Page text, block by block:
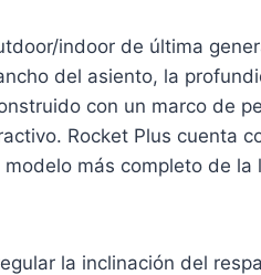
indoor de última
del asiento, la
con un marco de
Rocket Plus cuenta
más completo de la
la inclinación del